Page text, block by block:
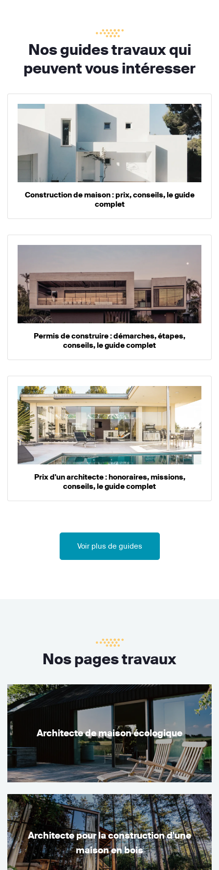
Nos guides travaux qui
peuvent vous intéresser
Construction de maison : prix, conseils, le guide
complet
Permis de construire : démarches, étapes,
conseils, le guide complet
Prix d'un architecte : honoraires, missions,
conseils, le guide complet
Voir plus de guides
Nos pages travaux
Architecte de maison écologique
Architecte pour la construction d'une
maison en bois